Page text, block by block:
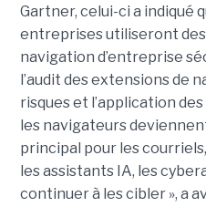
Gartner, celui-ci a indiqué
entreprises utiliseront
navigation d’entreprise
l’audit des extensions de
risques et l’application
les navigateurs
principal pour les
les assistants IA, les
continuer à les cibler », a